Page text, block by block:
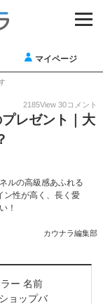
マイページ
2185View 30コメント
プレゼント｜大
ルの高級感あふれる
ン性が高く、長く愛
！
カウナラ編集部